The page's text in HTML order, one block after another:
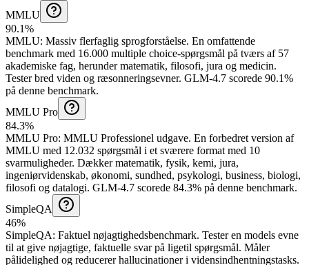
MMLU
90.1%
MMLU: Massiv flerfaglig sprogforståelse. En omfattende
benchmark med 16.000 multiple choice-spørgsmål på tværs af 57
akademiske fag, herunder matematik, filosofi, jura og medicin.
Tester bred viden og ræsonneringsevner. GLM-4.7 scorede 90.1%
på denne benchmark.
MMLU Pro
84.3%
MMLU Pro: MMLU Professionel udgave. En forbedret version af
MMLU med 12.032 spørgsmål i et sværere format med 10
svarmuligheder. Dækker matematik, fysik, kemi, jura,
ingeniørvidenskab, økonomi, sundhed, psykologi, business, biologi,
filosofi og datalogi. GLM-4.7 scorede 84.3% på denne benchmark.
SimpleQA
46%
SimpleQA: Faktuel nøjagtighedsbenchmark. Tester en models evne
til at give nøjagtige, faktuelle svar på ligetil spørgsmål. Måler
pålidelighed og reducerer hallucinationer i vidensindhentningstasks.